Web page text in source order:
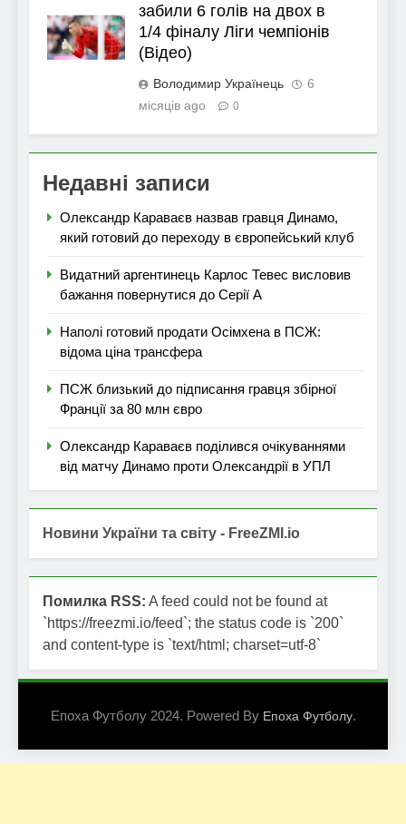
забили 6 голів на двох в
1/4 фіналу Ліги чемпіонів
(Відео)
Володимир Українець
6
місяців ago
0
Недавні записи
Олександр Караваєв назвав гравця Динамо,
який готовий до переходу в європейський клуб
Видатний аргентинець Карлос Тевес висловив
бажання повернутися до Серії А
Наполі готовий продати Осімхена в ПСЖ:
відома ціна трансфера
ПСЖ близький до підписання гравця збірної
Франції за 80 млн євро
Олександр Караваєв поділився очікуваннями
від матчу Динамо проти Олександрії в УПЛ
Новини України та світу - FreeZMI.io
Помилка RSS: A feed could not be found at
`https://freezmi.io/feed`; the status code is `200`
and content-type is `text/html; charset=utf-8`
Епоха Футболу 2024. Powered By Епоха Футболу.